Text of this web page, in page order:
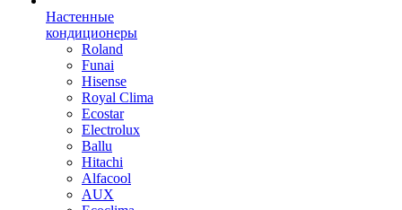
Настенные
кондиционеры
Roland
Funai
Hisense
Royal Clima
Ecostar
Electrolux
Ballu
Hitachi
Alfacool
AUX